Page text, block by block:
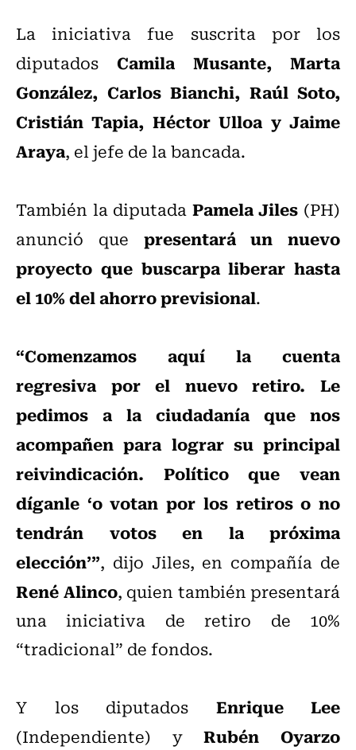
La iniciativa fue suscrita por los
diputados Camila Musante, Marta
González, Carlos Bianchi, Raúl Soto,
Cristián Tapia, Héctor Ulloa y Jaime
Araya, el jefe de la bancada.
También la diputada Pamela Jiles (PH)
anunció que presentará un nuevo
proyecto que buscarpa liberar hasta
el 10% del ahorro previsional.
“Comenzamos aquí la cuenta
regresiva por el nuevo retiro. Le
pedimos a la ciudadanía que nos
acompañen para lograr su principal
reivindicación. Político que vean
díganle ‘o votan por los retiros o no
tendrán votos en la próxima
elección’”, dijo Jiles, en compañía de
René Alinco, quien también presentará
una iniciativa de retiro de 10%
“tradicional” de fondos.
Y los diputados Enrique Lee
(Independiente) yRubén Oyarzo